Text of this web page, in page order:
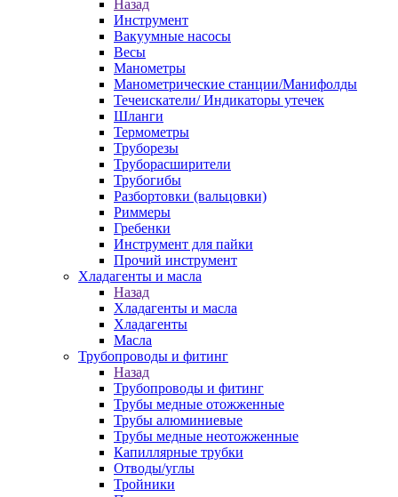
Назад
Инструмент
Вакуумные насосы
Весы
Манометры
Манометрические станции/Манифолды
Течеискатели/ Индикаторы утечек
Шланги
Термометры
Труборезы
Труборасширители
Трубогибы
Разбортовки (вальцовки)
Риммеры
Гребенки
Инструмент для пайки
Прочий инструмент
Хладагенты и масла
Назад
Хладагенты и масла
Хладагенты
Масла
Трубопроводы и фитинг
Назад
Трубопроводы и фитинг
Трубы медные отожженные
Трубы алюминиевые
Трубы медные неотожженные
Капиллярные трубки
Отводы/углы
Тройники